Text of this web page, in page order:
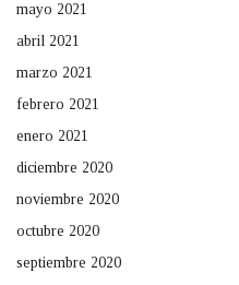
mayo 2021
abril 2021
marzo 2021
febrero 2021
enero 2021
diciembre 2020
noviembre 2020
octubre 2020
septiembre 2020